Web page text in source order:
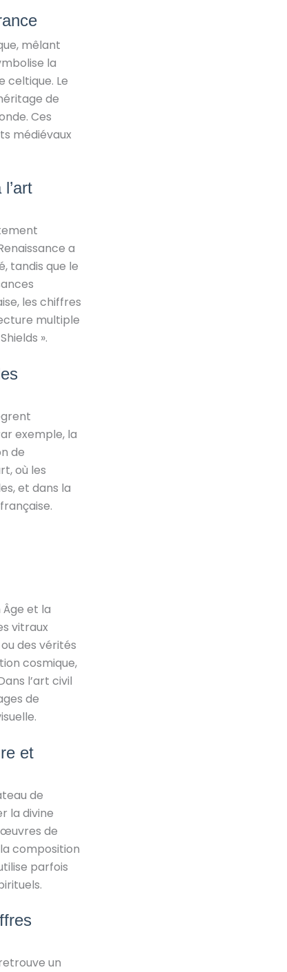
mêlant
la
celtique. Le
de
Ces
médiévaux
a
tandis que le
les chiffres
multiple
».
exemple, la
de
où les
et dans la
et la
vitraux
des vérités
cosmique,
l’art civil
de
et
de
la divine
de
composition
parfois
un